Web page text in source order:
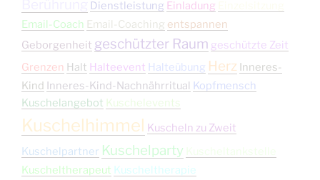
Dienstleistung Einladung
Email-Coach Email-Coaching entspannen
Geborgenheit geschützter Raum geschützte Zeit
Grenzen Halt Halteevent Halteübung Herz Inneres-
Kind Inneres-Kind-Nachnährritual Kopfmensch
Kuschelangebot Kuschelevents
Kuschelhimmel Kuscheln zu Zweit
Kuschelpartner Kuschelparty
Kuscheltherapeut Kuscheltherapie